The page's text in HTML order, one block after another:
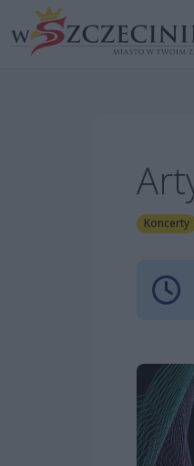
Koncerty